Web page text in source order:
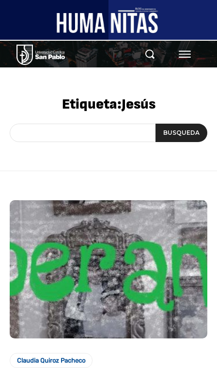
Etiqueta:Jesús
BUSQUEDA
Claudia Quiroz Pacheco